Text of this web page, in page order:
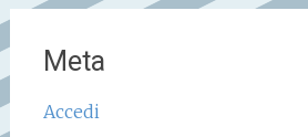
Meta
Accedi